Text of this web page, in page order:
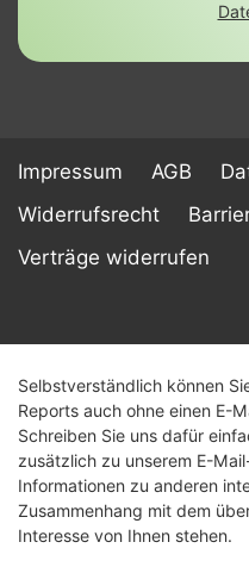
Impressum AGB
Widerrufsrecht
Verträge widerrufen
Selbstverständlich können
Reports auch ohne einen E-
Schreiben Sie uns dafür
zusätzlich zu unserem E-
Informationen zu anderen
Zusammenhang mit dem
Interesse von Ihnen stehen.